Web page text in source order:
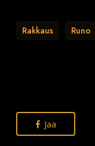
Rakkaus Runo
Jaa